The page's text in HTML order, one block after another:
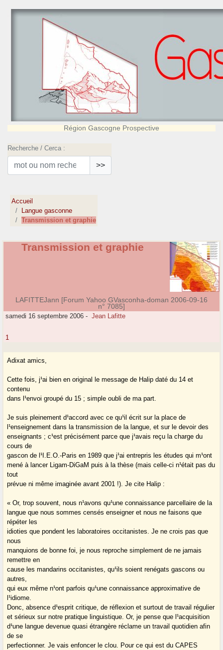
Région Gascogne Prospective
Recherche / Cerca :
>>
Accueil
Langue gasconne
Transmission et graphie
Transmission et graphie
LAFITTEJann [Forum Yahoo GVasconha-doman 2006-09-16
n° 7085]
samedi 16 septembre 2006 - Jean Lafitte
1
Adixat amics,
Cette fois, j¹ai bien en original le message de Halip daté du 14 et
contenu
dans l¹envoi groupé du 15 ; simple oubli de ma part.
Je suis pleinement d¹accord avec ce qu¹il écrit sur la place de
l¹enseignement dans la transmission de la langue, et sur le devoir des
enseignants ; c¹est précisément parce que j¹avais reçu la charge du
cours de
gascon de l¹I.E.O.-Paris en 1989 que j¹ai entrepris les études qui m¹ont
mené à lancer Ligam-DiGaM puis à la thèse (mais celle-ci n¹était pas du
tout
prévue ni même imaginée avant 2001 !). Je cite Halip :
« Or, trop souvent, nous n¹avons qu¹une connaissance parcellaire de la
langue que nous sommes censés enseigner et nous ne faisons que
répéter les
idioties que pondent les laboratoires occitanistes. Je ne crois pas que
nous
manquions de bonne foi, je nous reproche simplement de ne jamais
remettre en
cause les mandarins occitanistes, qu¹ils soient renégats gascons ou
autres,
qui eux même n¹ont parfois qu¹une connaissance approximative de
l¹idiome.
Donc, absence d¹esprit critique, de réflexion et surtout de travail régulier
et sérieux sur notre pratique linguistique. Or, je pense que l¹acquisition
d¹une langue devenue quasi étrangère réclame un travail quotidien afin
de se
perfectionner. Je vais enfoncer le clou. Pour ce qui est du CAPES